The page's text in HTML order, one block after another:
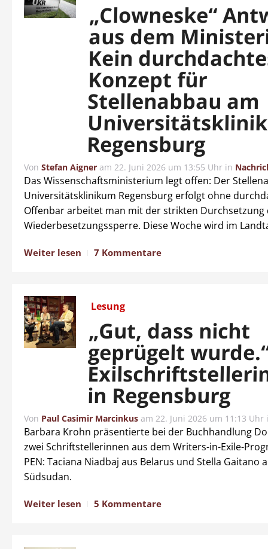
„Clowneske“
aus dem
Kein
Konzept für
Stellenabbau am
Regensburg
Von Stefan Aigner am 22. Juni 2026 um 13:55 Uhr in
Das Wissenschaftsministerium legt offen: Der
Universitätsklinikum Regensburg erfolgt ohne
Offenbar arbeitet man mit der strikten Durchsetzung
Wiederbesetzungssperre. Diese Woche wird im
Weiter lesen 7 Kommentare
Lesung
„Gut, dass nicht
geprügelt
in Regensburg
Von Paul Casimir Marcinkus am 22. Juni 2026 um 11:13 Uhr
Barbara Krohn präsentierte bei der Buchhandlung
zwei Schriftstellerinnen aus dem Writers-in-Exile-
PEN: Taciana Niadbaj aus Belarus und Stella Gaitano
Südsudan.
Weiter lesen 5 Kommentare